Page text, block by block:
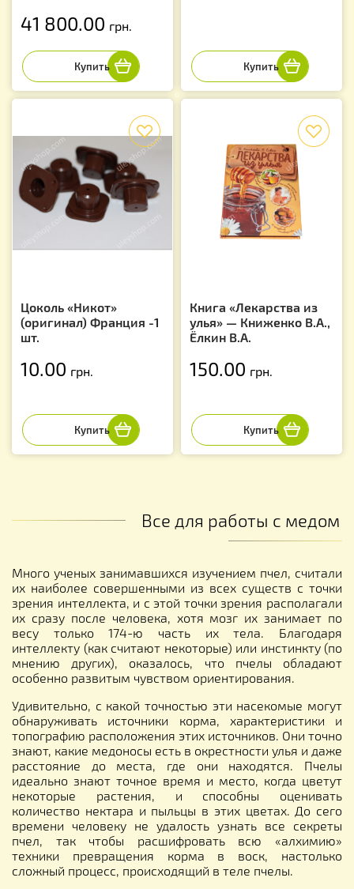
41 800.00 грн.
Цоколь «Никот»
(оригинал) Франция -1
шт.
10.00 грн.
Книга «Лекарства из
улья» — Книженко В.А.,
Ёлкин В.А.
150.00 грн.
Все для работы с медом
Много ученых занимавшихся изучением пчел, считали
их наиболее совершенными из всех существ с точки
зрения интеллекта, и с этой точки зрения располагали
их сразу после человека, хотя мозг их занимает по
весу только 174-ю часть их тела. Благодаря
интеллекту (как считают некоторые) или инстинкту (по
мнению других), оказалось, что пчелы обладают
особенно развитым чувством ориентирования.
Удивительно, с какой точностью эти насекомые могут
обнаруживать источники корма, характеристики и
топографию расположения этих источников. Они точно
знают, какие медоносы есть в окрестности улья и даже
расстояние до места, где они находятся. Пчелы
идеально знают точное время и место, когда цветут
некоторые растения, и способны оценивать
количество нектара и пыльцы в этих цветах. До сего
времени человеку не удалость узнать все секреты
пчел, так чтобы расшифровать всю «алхимию»
техники превращения корма в воск, настолько
сложный процесс, происходящий в теле пчелы.